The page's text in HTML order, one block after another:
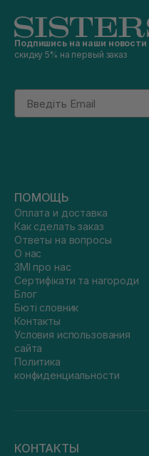
Подпишись на наши новости
скидку 5% на первый заказ
Email
ПОМОЩЬ
Оплата и доставка
Как сделать заказ
Ответы на вопросы
О нас
ЗМІ про нас
Сертифікати та нагороди
Блог
Бюті словник
Контакты
Условия использования
сайта
Политика
конфиденциальности
КОНТАКТЫ